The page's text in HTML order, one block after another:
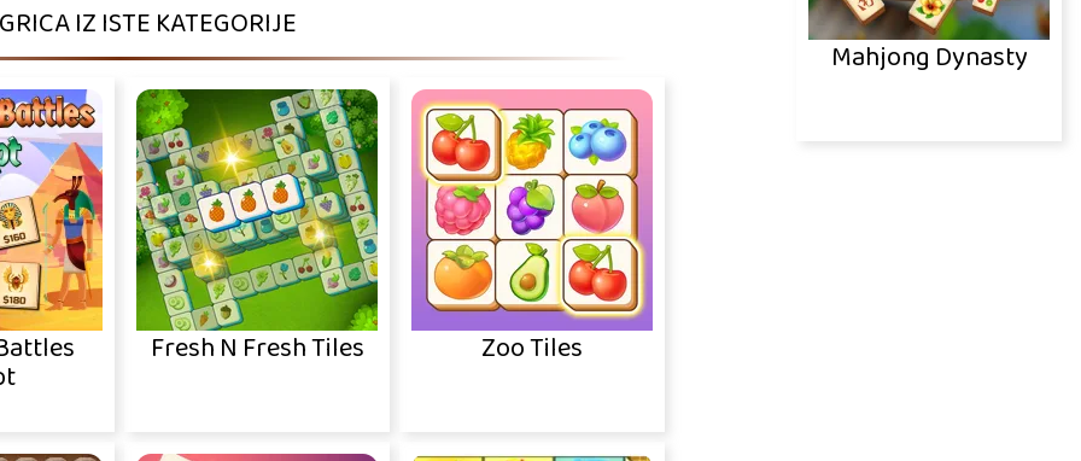
IZ ISTE KATEGORIJE
Fresh N Fresh Tiles Zoo Tiles
Mahjong Dynasty